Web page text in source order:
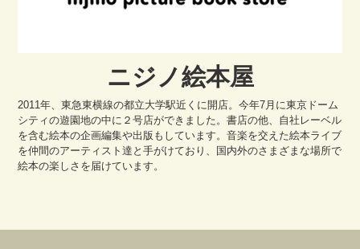
ニジノ絵本屋
2011年、東急東横線の都立大学駅近くに開店。今年7月に東京ドーム
シティの遊園地の中に２号店ができました。書店の他、自社レーベル
を含む絵本の企画編集や出版もしています。音楽を交えた絵本ライブ
を仲間のアーティスト達と手がけており、国内外のさまざまな場所で
絵本の楽しさを届けています。